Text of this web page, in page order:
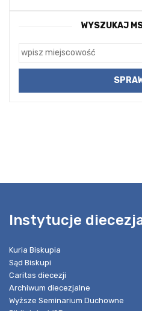
WYSZUKAJ
Instytucje
Kuria Biskupia
Sąd Biskupi
Caritas diecezji
Archiwum diecezjalne
Wyższe Seminarium Duchowne